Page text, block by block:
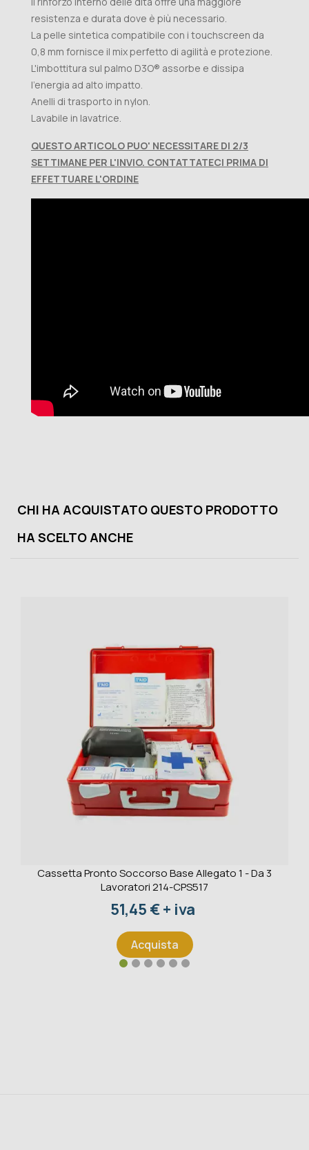
resistenza e durata dove è più necessario.
La pelle sintetica compatibile con i touchscreen da
0,8 mm fornisce il mix perfetto di agilità e protezione.
L'imbottitura sul palmo D3O® assorbe e dissipa
l'energia ad alto impatto.
Anelli di trasporto in nylon.
Lavabile in lavatrice.
QUESTO ARTICOLO PUO' NECESSITARE DI 2/3
SETTIMANE PER L'INVIO. CONTATTATECI PRIMA DI
EFFETTUARE L'ORDINE
CHI HA ACQUISTATO QUESTO PRODOTTO
HA SCELTO ANCHE
Cassetta Pronto Soccorso Base Allegato 1 - Da 3
Lavoratori 214-CPS517
Prezzo
51,45 € + iva
Acquista